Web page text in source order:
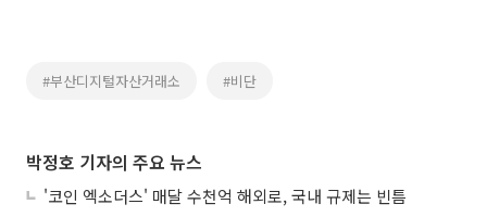
#부산디지털자산거래소 #비단
박정호 기자의 주요 뉴스
'코인 엑소더스' 매달 수천억 해외로, 국내 규제는 빈틈